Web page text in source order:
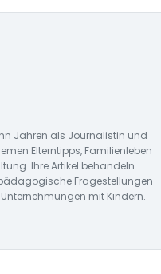
Jahren als Journalistin und
Elterntipps, Familienleben
Ihre Artikel behandeln
Fragestellungen
mit Kindern.